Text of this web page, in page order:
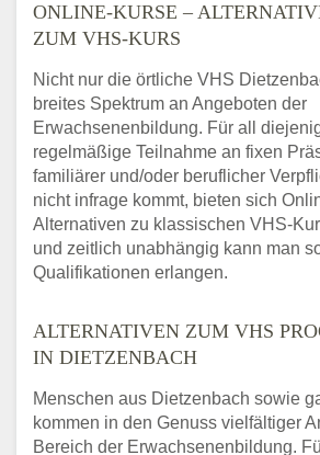
ONLINE-KURSE –
ZUM VHS-KURS
Nicht nur die örtliche VHS
breites Spektrum an Angeboten der
Erwachsenenbildung. Für all
regelmäßige Teilnahme an fixen
familiärer und/oder beruflicher
nicht infrage kommt, bieten sich
Alternativen zu klassischen VHS-
und zeitlich unabhängig kann man
Qualifikationen erlangen.
ALTERNATIVEN ZUM VHS
IN DIETZENBACH
Menschen aus Dietzenbach sowie
kommen in den Genuss vielfältiger
Bereich der Erwachsenenbildung.